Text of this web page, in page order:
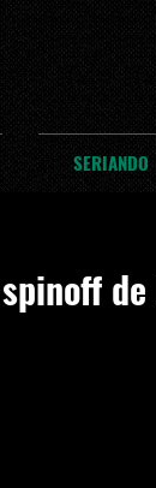
SERIANDO